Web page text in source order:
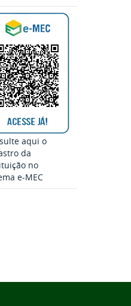
aqui o
da
no
e-MEC